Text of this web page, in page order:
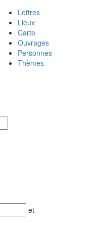
Lettres
Lieux
Carte
Ouvrages
Personnes
Thèmes
et